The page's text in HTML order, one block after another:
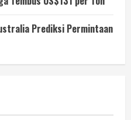
Prediksi Permintaan